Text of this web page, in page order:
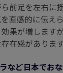
前足を左右に
直感的に伝え
果が増します
在感があります
など日本でお